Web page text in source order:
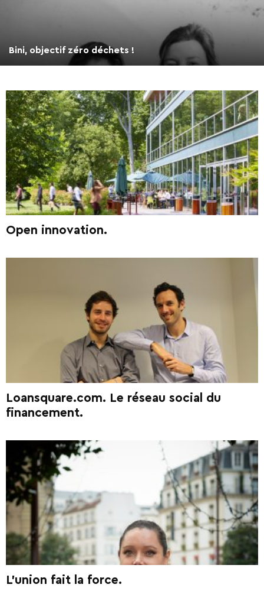
Bini, objectif zéro déchets !
Open innovation.
Loansquare.com. Le réseau social du
financement.
L’union fait la force.